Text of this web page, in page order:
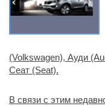
(Volkswagen), Ауди
Сеат (Seat).
В связи с этим